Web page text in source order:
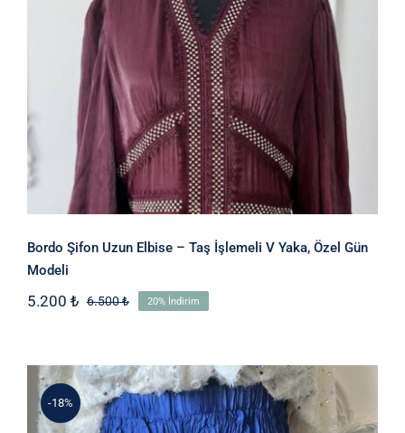
Bordo Şifon Uzun Elbise – Taş
İşlemeli V Yaka, Özel Gün Modeli
Bordo Şifon Uzun Elbise – Taş İşlemeli V Yaka, Özel Gün
Modeli
6.500₺Orijinal
5.200 ₺
Şu
5.200 ₺.
20% İndirim
-18%